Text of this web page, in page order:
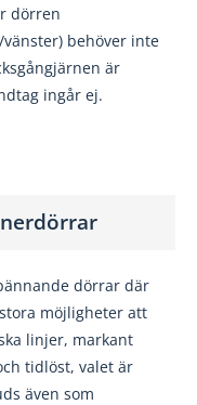
dörren
behöver inte
är
ingår ej.
dörrar där
möjligheter att
linjer, markant
tidlöst, valet är
även som